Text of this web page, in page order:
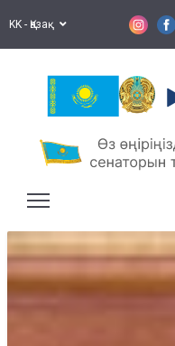
KK - Қазақ